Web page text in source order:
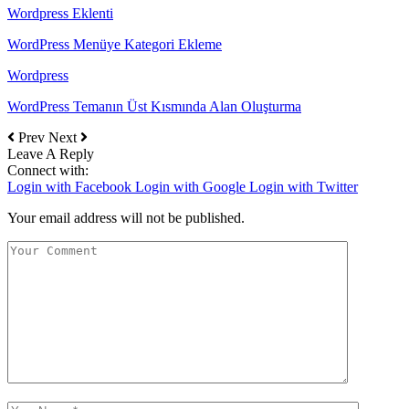
Wordpress Eklenti
WordPress Menüye Kategori Ekleme
Wordpress
WordPress Temanın Üst Kısmında Alan Oluşturma
Prev Next
Leave A Reply
Connect with:
Login with Facebook Login with Google Login with Twitter
Your email address will not be published.